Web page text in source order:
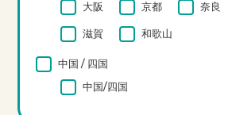
大阪
京都 奈良
滋賀 和歌山
中国 / 四国
中国/四国